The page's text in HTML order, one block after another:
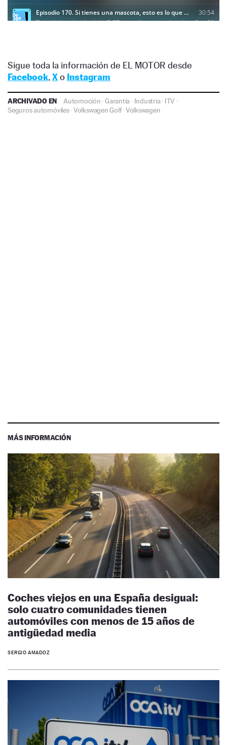
Sigue toda la información de EL MOTOR desde
Facebook, Xo Instagram
ARCHIVADO EN Automoción ·Garantía · Industria· ITV ·
Seguros automóviles·Volkswagen Golf·Volkswagen
MÁS INFORMACIÓN
Coches viejos en una España desigual:
solo cuatro comunidades tienen
automóviles con menos de 15 años de
antigüedad media
SERGIO AMADOZ